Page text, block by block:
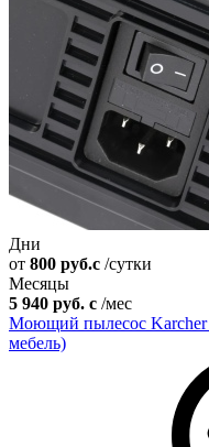
Дни
от 800 руб.c /сутки
Месяцы
5 940 руб. c /мес
Моющий пылесос Karcher
мебель)